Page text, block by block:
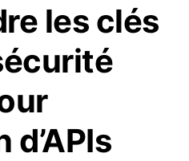
les clés
d’APIs